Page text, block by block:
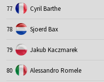
77 Cyril Barthe
78 Sjoerd Bax
79 Jakub Kaczmarek
80 Alessandro Romele